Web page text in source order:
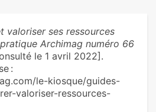
valoriser ses ressources
Archimag numéro 66
le 1 avril 2022].
:
le-kiosque/guides-
valoriser-ressources-